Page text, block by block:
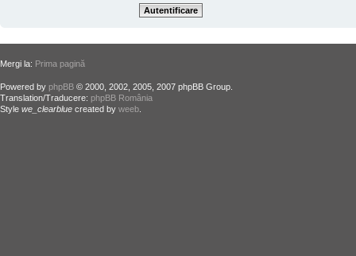
Mergi la: Prima pagină
Powered by phpBB © 2000, 2002, 2005, 2007 phpBB Group.
Translation/Traducere: phpBB România
Style we_clearblue created by weeb